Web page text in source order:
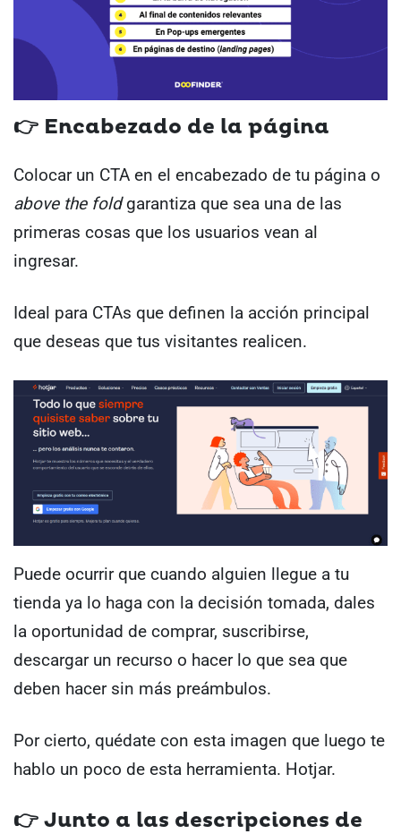
👉 Encabezado de la página
Colocar un CTA en el encabezado de tu página o
above the foldgarantiza que sea una de las
primeras cosas que los usuarios vean al
ingresar.
Ideal para CTAs que definen la acción principal
que deseas que tus visitantes realicen.
Puede ocurrir que cuando alguien llegue a tu
tienda ya lo haga con la decisión tomada, dales
la oportunidad de comprar, suscribirse,
descargar un recurso o hacer lo que sea que
deben hacer sin más preámbulos.
Por cierto, quédate con esta imagen que luego te
hablo un poco de esta herramienta. Hotjar.
👉 Junto a las descripciones de